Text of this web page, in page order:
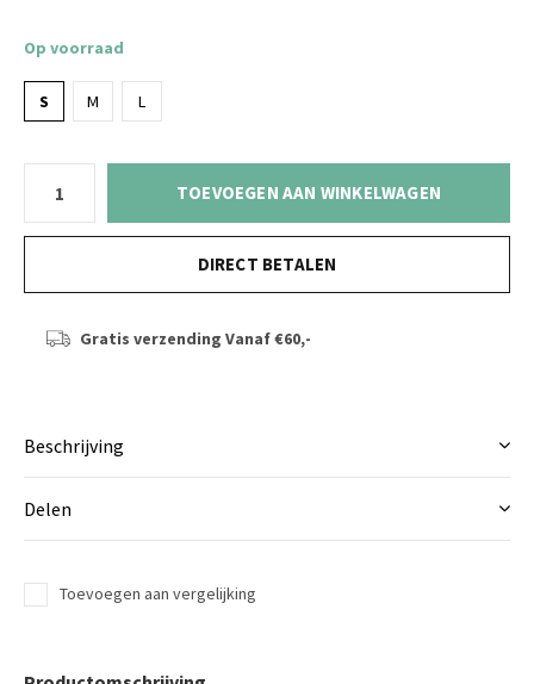
Op voorraad
S M L
TOEVOEGEN AAN WINKELWAGEN
DIRECT BETALEN
Gratis verzending Vanaf €60,-
Beschrijving
Delen
Toevoegen aan vergelijking